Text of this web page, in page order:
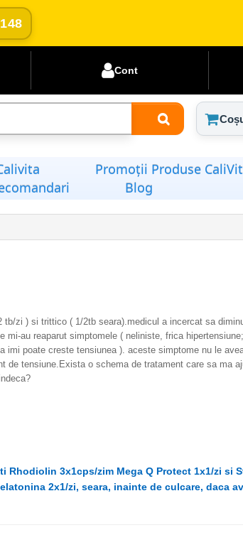
Cont
Promoții Produse
Blog
zi ) si trittico ( 1/2tb seara).medicul a incercat sa
mi-au reaparut simptomele ( neliniste, frica hipertensiune;
imi poate creste tensiunea ). aceste simptome nu le
de tensiune.Exista o schema de tratament care sa ma
Rhodiolin 3x1cps/zim Mega Q Protect 1x1/zi si
2x1/zi, seara, inainte de culcare, daca